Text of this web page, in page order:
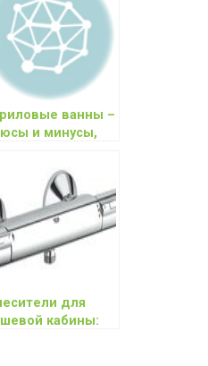
ванны –
и минусы,
для
кабины: